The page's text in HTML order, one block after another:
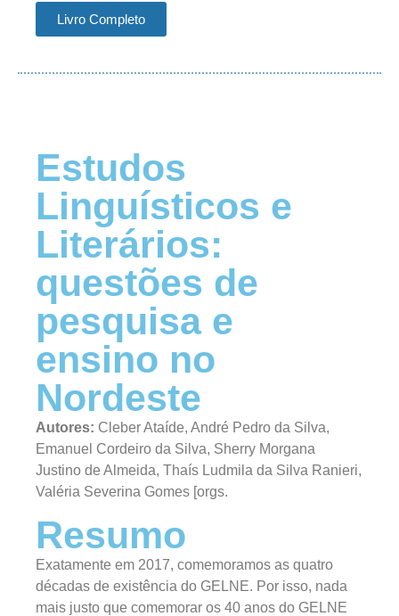
Livro Completo
Estudos
Linguísticos e
Literários:
questões de
pesquisa e
ensino no
Nordeste
Autores: Cleber Ataíde, André Pedro da Silva,
Emanuel Cordeiro da Silva, Sherry Morgana
Justino de Almeida, Thaís Ludmila da Silva Ranieri,
Valéria Severina Gomes [orgs.
Resumo
Exatamente em 2017, comemoramos as quatro
décadas de existência do GELNE. Por isso, nada
mais justo que comemorar os 40 anos do GELNE